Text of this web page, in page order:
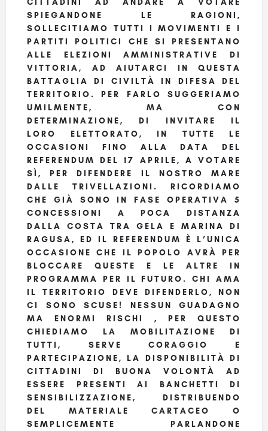
SPIEGANDONE LE RAGIONI,
SOLLECITIAMO TUTTI I MOVIMENTI E I
PARTITI POLITICI CHE SI PRESENTANO
ALLE ELEZIONI AMMINISTRATIVE DI
VITTORIA, AD AIUTARCI IN QUESTA
BATTAGLIA DI CIVILTÀ IN DIFESA DEL
TERRITORIO. PER FARLO SUGGERIAMO
UMILMENTE, MA CON
DETERMINAZIONE, DI INVITARE IL
LORO ELETTORATO, IN TUTTE LE
OCCASIONI FINO ALLA DATA DEL
REFERENDUM DEL 17 APRILE, A VOTARE
SÌ, PER DIFENDERE IL NOSTRO MARE
DALLE TRIVELLAZIONI. RICORDIAMO
CHE GIÀ SONO IN FASE OPERATIVA 5
CONCESSIONI A POCA DISTANZA
DALLA COSTA TRA GELA E MARINA DI
RAGUSA, ED IL REFERENDUM È L’UNICA
OCCASIONE CHE IL POPOLO AVRÀ PER
BLOCCARE QUESTE E LE ALTRE IN
PROGRAMMA PER IL FUTURO. CHI AMA
IL TERRITORIO DEVE DIFENDERLO, NON
CI SONO SCUSE! NESSUN GUADAGNO
MA ENORMI RISCHI , PER QUESTO
CHIEDIAMO LA MOBILITAZIONE DI
TUTTI, SERVE CORAGGIO E
PARTECIPAZIONE, LA DISPONIBILITÀ DI
CITTADINI DI BUONA VOLONTÀ AD
ESSERE PRESENTI AI BANCHETTI DI
SENSIBILIZZAZIONE, DISTRIBUENDO
DEL MATERIALE CARTACEO O
SEMPLICEMENTE PARLANDONE